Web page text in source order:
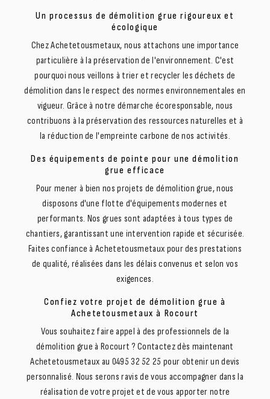
Un processus de démolition grue rigoureux et
écologique
Chez Achetetousmetaux, nous attachons une importance
particulière à la préservation de l'environnement. C'est
pourquoi nous veillons à trier et recycler les déchets de
démolition dans le respect des normes environnementales en
vigueur. Grâce à notre démarche écoresponsable, nous
contribuons à la préservation des ressources naturelles et à
la réduction de l'empreinte carbone de nos activités.
Des équipements de pointe pour une démolition
grue efficace
Pour mener à bien nos projets de démolition grue, nous
disposons d'une flotte d'équipements modernes et
performants. Nos grues sont adaptées à tous types de
chantiers, garantissant une intervention rapide et sécurisée.
Faites confiance à Achetetousmetaux pour des prestations
de qualité, réalisées dans les délais convenus et selon vos
exigences.
Confiez votre projet de démolition grue à
Achetetousmetaux à Rocourt
Vous souhaitez faire appel à des professionnels de la
démolition grue à Rocourt ? Contactez dès maintenant
Achetetousmetaux au 0495 32 52 25 pour obtenir un devis
personnalisé. Nous serons ravis de vous accompagner dans la
réalisation de votre projet et de vous apporter notre